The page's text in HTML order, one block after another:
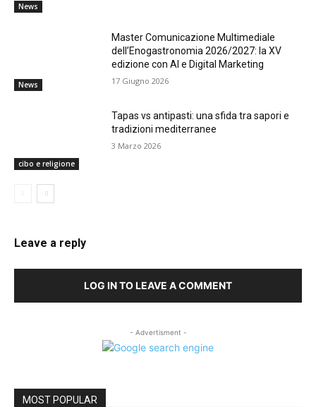
News
News
Master Comunicazione Multimediale
dell’Enogastronomia 2026/2027: la XV
edizione con AI e Digital Marketing
17 Giugno 2026
cibo e religione
Tapas vs antipasti: una sfida tra sapori e
tradizioni mediterranee
3 Marzo 2026
Leave a reply
LOG IN TO LEAVE A COMMENT
- Advertisment -
MOST POPULAR